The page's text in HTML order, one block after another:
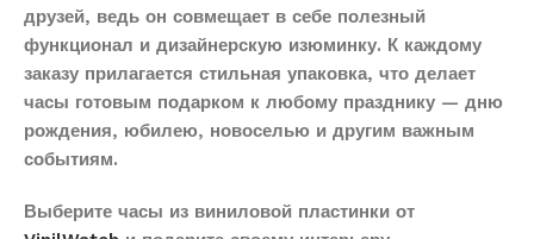
друзей, ведь он совмещает в себе полезный
функционал и дизайнерскую изюминку. К каждому
заказу прилагается стильная упаковка, что делает
часы готовым подарком к любому празднику — дню
рождения, юбилею, новоселью и другим важным
событиям.
Выберите часы из виниловой пластинки от